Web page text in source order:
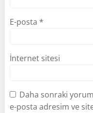
E-posta *
İnternet sitesi
Daha sonraki
e-posta adresim ve